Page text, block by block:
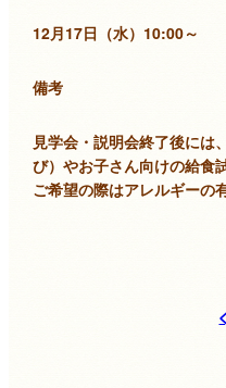
12月17日（水）10:00～
備考
見学会・説明会終了後には
び）やお子さん向けの給食
ご希望の際はアレルギーの